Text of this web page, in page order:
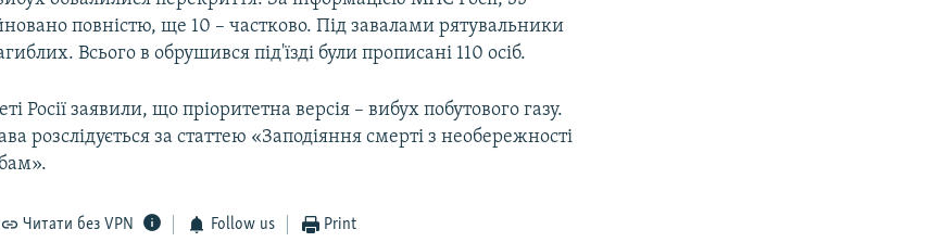
повністю, ще 10 – частково. Під завалами рятувальники
Всього в обрушився під'їзді були прописані 110 осіб.
Росії заявили, що пріоритетна версія – вибух побутового газу.
розслідується за статтею «Заподіяння смерті з необережності
Читати без VPN Follow us Print